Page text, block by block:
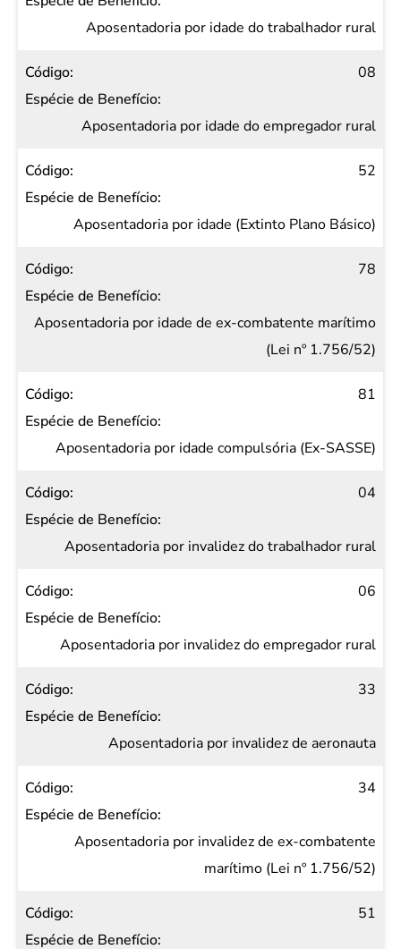
deAposentadoria por idade do trabalhador rural
08
Aposentadoria por idade do empregador rural
52
Aposentadoria por idade (Extinto Plano Básico)
78
Aposentadoria por idade de ex-combatente marítimo
(Lei nº 1.756/52)
81
Aposentadoria por idade compulsória (Ex-SASSE)
04
Aposentadoria por invalidez do trabalhador rural
06
Aposentadoria por invalidez do empregador rural
33
Aposentadoria por invalidez de aeronauta
34
Aposentadoria por invalidez de ex-combatente
marítimo (Lei nº 1.756/52)
51